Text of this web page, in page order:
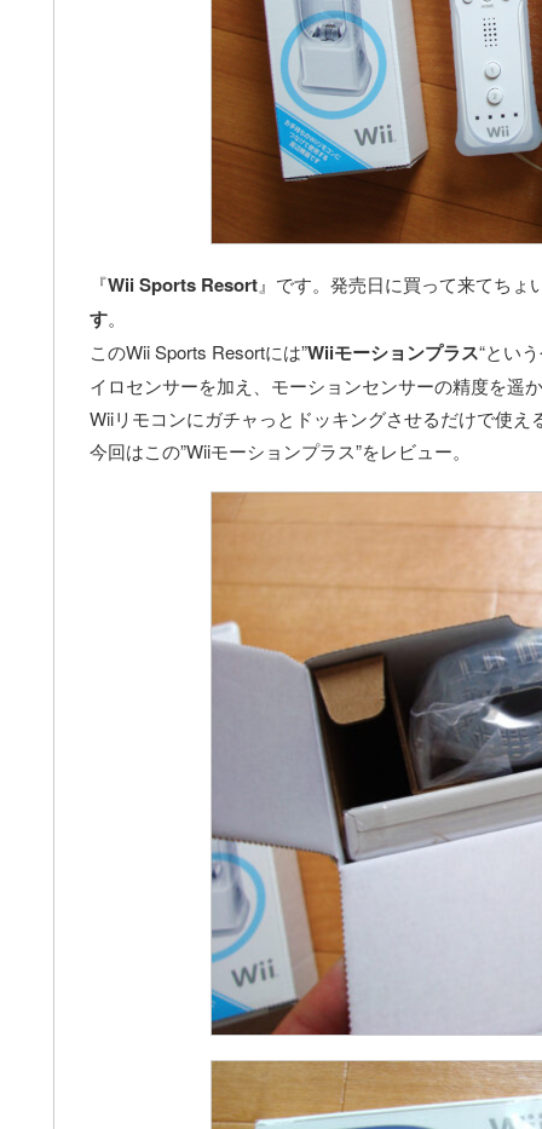
『Wii Sports Resort』です。発売日に買って来てち
す。
このWii Sports Resortには”Wiiモーションプラス“とい
イロセンサーを加え、モーションセンサーの精度を遥
Wiiリモコンにガチャっとドッキングさせるだけで使え
今回はこの”Wiiモーションプラス”をレビュー。